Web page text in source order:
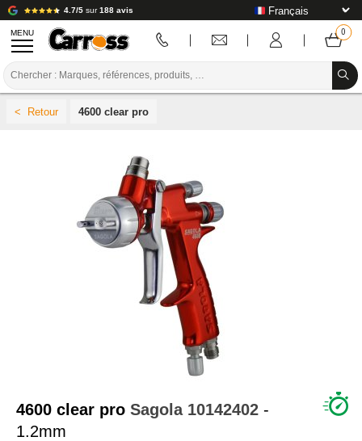
4.7/5 sur188 avis
MENU
PREPARATION / PEINTURE / FINITION
CONSOMMABLE CARROSSERIE
OUTILLAGE CARROSSERIE
ÉQUIPEMENT ATELIER CARROSSERIE
4600 clear pro
4600 clear pro Sagola 10142402 -
1.2mm